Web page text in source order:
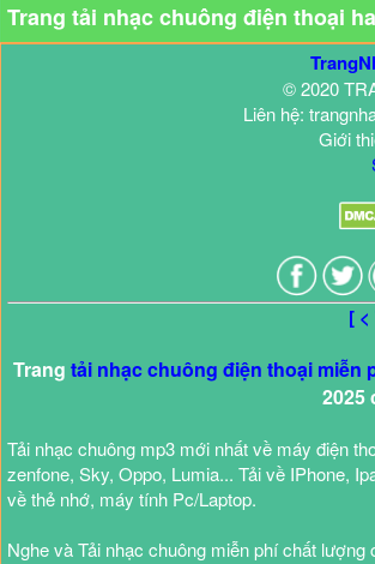
Trang tải nhạc chuông điện thoại
© 2020
Liên hệ:
Giới
[
Trang tải nhạc chuông điện thoại miễn
2025
Tải nhạc chuông mp3 mới nhất về máy điện
zenfone, Sky, Oppo, Lumia... Tải về IPhone,
về thẻ nhớ, máy tính Pc/Laptop.
Nghe và Tải nhạc chuông miễn phí chất